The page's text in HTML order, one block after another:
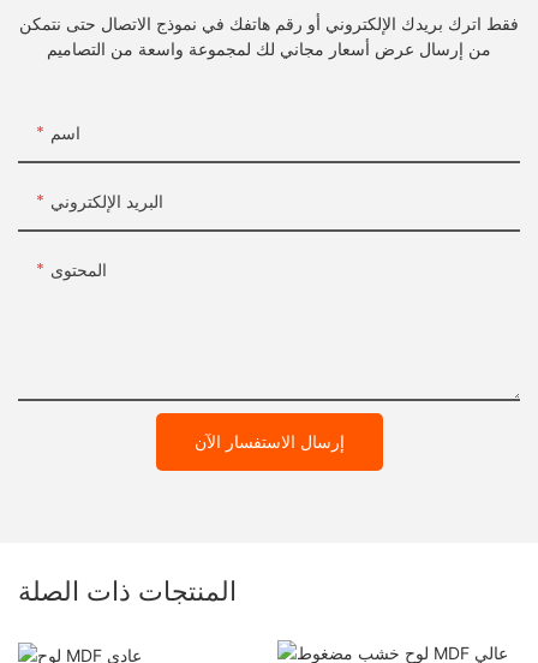
فقط اترك بريدك الإلكتروني أو رقم هاتفك في نموذج الاتصال حتى نتمكن
من إرسال عرض أسعار مجاني لك لمجموعة واسعة من التصاميم
اسم
البريد الإلكتروني
المحتوى
إرسال الاستفسار الآن
المنتجات ذات الصلة